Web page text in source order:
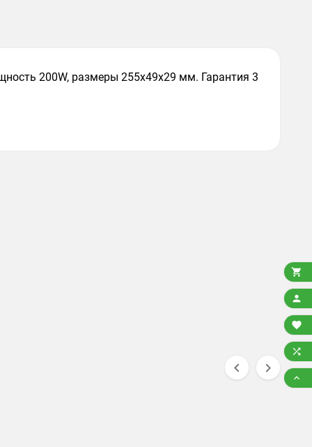
200W, размеры 255x49x29 мм. Гарантия 3
 




